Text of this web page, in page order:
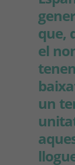
que,
el
un